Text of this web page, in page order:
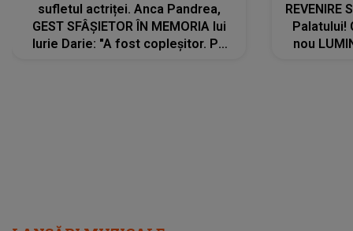
sufletul actriței. Anca Pandrea,
GEST SFÂȘIETOR ÎN MEMORIA lui
Iurie Darie: "A fost copleșitor. Pe
REVENIRE
Palatului!
nou